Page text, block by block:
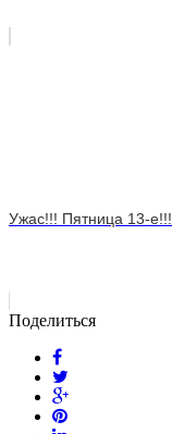
Ужас!!! Пятница 13-е!!!
Поделиться